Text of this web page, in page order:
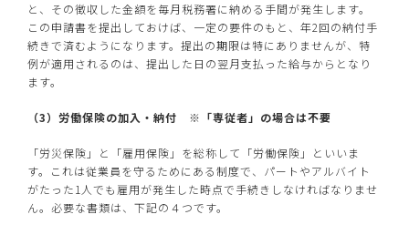
と、その徴収した金額を毎月税務署に納める手間が発生します。
この申請書を提出しておけば、一定の要件のもと、年2回の納付手
続きで済むようになります。提出の期限は特にありませんが、特
例が適用されるのは、提出した日の翌月支払った給与からとなり
ます。
（3）労働保険の加入・納付 ※「専従者」の場合は不要
「労災保険」と「雇用保険」を総称して「労働保険」といいま
す。これは従業員を守るためにある制度で、パートやアルバイト
がたった1人でも雇用が発生した時点で手続きしなければなりませ
ん。必要な書類は、下記の４つです。